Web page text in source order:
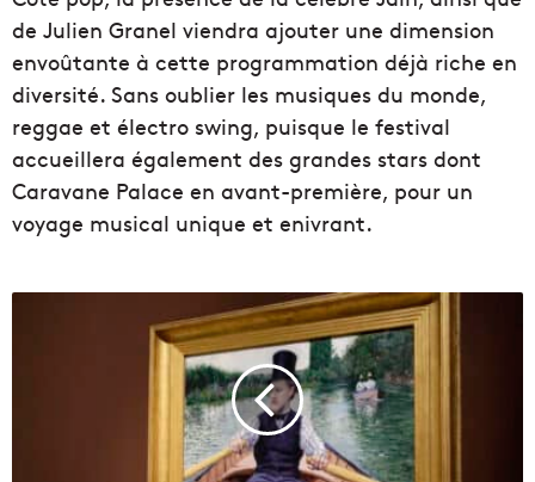
de Julien Granel viendra ajouter une dimension
envoûtante à cette programmation déjà riche en
diversité. Sans oublier les musiques du monde,
reggae et électro swing, puisque le festival
accueillera également des grandes stars dont
Caravane Palace en avant-première, pour un
voyage musical unique et enivrant.